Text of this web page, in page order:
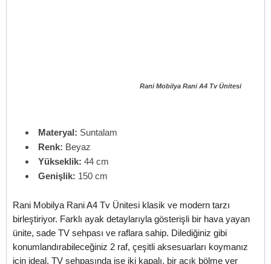
Rani Mobilya Rani A4 Tv Ünitesi
Materyal: Suntalam
Renk: Beyaz
Yükseklik: 44 cm
Genişlik: 150 cm
Rani Mobilya Rani A4 Tv Ünitesi klasik ve modern tarzı
birleştiriyor. Farklı ayak detaylarıyla gösterişli bir hava yayan
ünite, sade TV sehpası ve raflara sahip. Dilediğiniz gibi
konumlandırabileceğiniz 2 raf, çeşitli aksesuarları koymanız
için ideal. TV sehpasında ise iki kapalı, bir açık bölme yer